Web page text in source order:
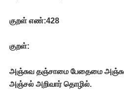
குறள் எண்:428
குறள்:
அஞ்சுவ தஞ்சாமை பேதைமை
அஞ்சல் அறிவார் தொழில்.